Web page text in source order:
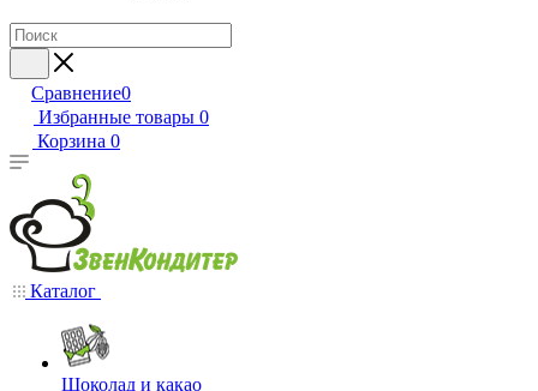
Сравнение0
Избранные товары 0
Корзина 0
Каталог
Шоколад и какао